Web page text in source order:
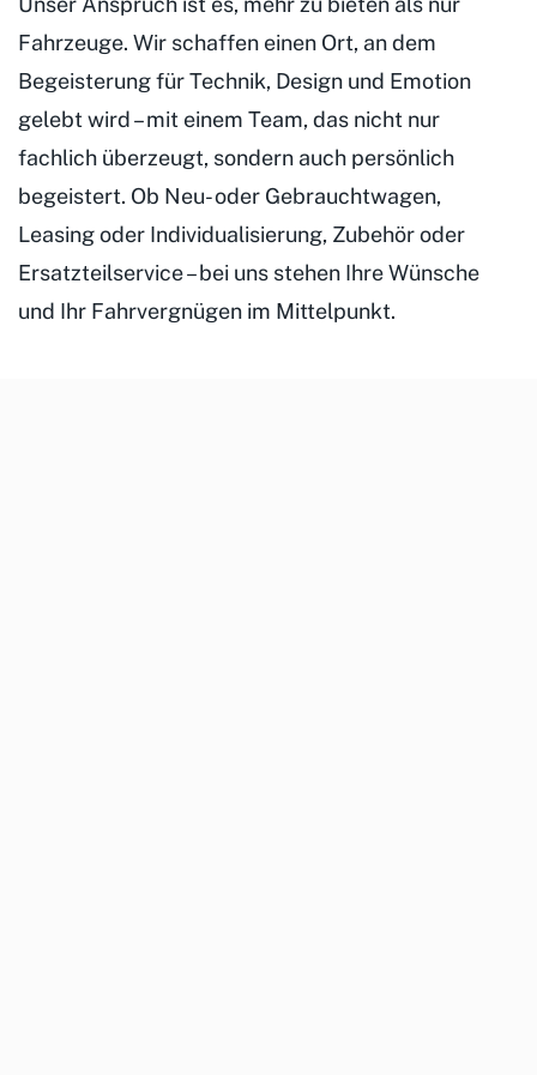
Fahrzeuge. Wir schaffen einen Ort, an dem
Begeisterung für Technik, Design und Emotion
gelebt wird – mit einem Team, das nicht nur
fachlich überzeugt, sondern auch persönlich
begeistert. Ob Neu- oder Gebrauchtwagen,
Leasing oder Individualisierung, Zubehör oder
Ersatzteilservice – bei uns stehen Ihre Wünsche
und Ihr Fahrvergnügen im Mittelpunkt.